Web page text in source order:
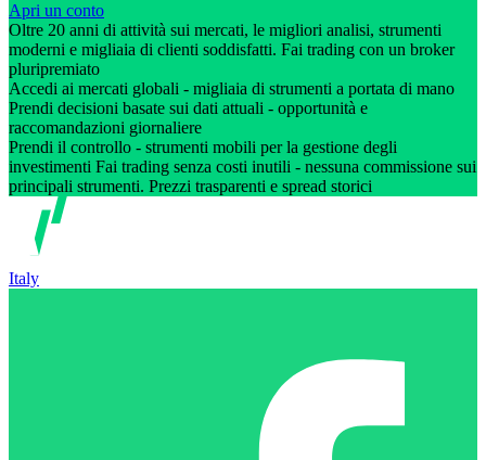
Apri un conto
Oltre 20 anni di attività sui mercati, le migliori analisi, strumenti
moderni e migliaia di clienti soddisfatti. Fai trading con un broker
pluripremiato
Accedi ai mercati globali - migliaia di strumenti a portata di mano
Prendi decisioni basate sui dati attuali - opportunità e
raccomandazioni giornaliere
Prendi il controllo - strumenti mobili per la gestione degli
investimenti Fai trading senza costi inutili - nessuna commissione sui
principali strumenti. Prezzi trasparenti e spread storici
Italy